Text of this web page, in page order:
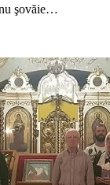
şovăie…